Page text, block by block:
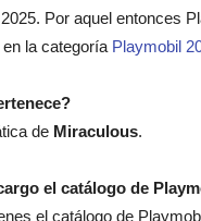
Por aquel entonces
la categoría Playmobil
de Miraculous.
el catálogo de
el catálogo de